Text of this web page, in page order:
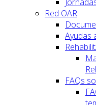
Red OAR
Ayudas
FAQs